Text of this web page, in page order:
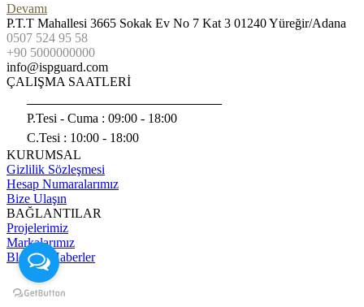
Devamı
P.T.T Mahallesi 3665 Sokak Ev No 7 Kat 3 01240 Yüreğir/Adana
0507 524 95 58
+90 5000000000
info@ispguard.com
ÇALIŞMA SAATLERİ
P.Tesi - Cuma : 09:00 - 18:00
C.Tesi : 10:00 - 18:00
KURUMSAL
Gizlilik Sözleşmesi
Hesap Numaralarımız
Bize Ulaşın
BAĞLANTILAR
Projelerimiz
Markalarımız
Blog ve Haberler
© ISPGuard - Hotspot - 5651 Log - Firewall ve Danışmanlık
Hizmetleri